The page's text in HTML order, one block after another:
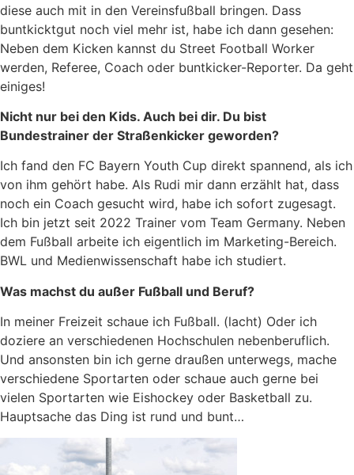
diese auch mit in den Vereinsfußball bringen. Dass
buntkicktgut noch viel mehr ist, habe ich dann gesehen:
Neben dem Kicken kannst du Street Football Worker
werden, Referee, Coach oder buntkicker-Reporter. Da geht
einiges!
Nicht nur bei den Kids. Auch bei dir. Du bist
Bundestrainer der Straßenkicker geworden?
Ich fand den FC Bayern Youth Cup direkt spannend, als ich
von ihm gehört habe. Als Rudi mir dann erzählt hat, dass
noch ein Coach gesucht wird, habe ich sofort zugesagt.
Ich bin jetzt seit 2022 Trainer vom Team Germany. Neben
dem Fußball arbeite ich eigentlich im Marketing-Bereich.
BWL und Medienwissenschaft habe ich studiert.
Was machst du außer Fußball und Beruf?
In meiner Freizeit schaue ich Fußball. (lacht) Oder ich
doziere an verschiedenen Hochschulen nebenberuflich.
Und ansonsten bin ich gerne draußen unterwegs, mache
verschiedene Sportarten oder schaue auch gerne bei
vielen Sportarten wie Eishockey oder Basketball zu.
Hauptsache das Ding ist rund und bunt…